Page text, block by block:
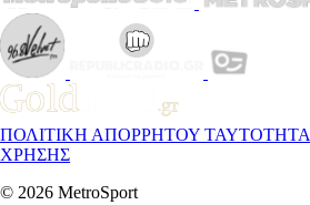
ΠΟΛΙΤΙΚΗ ΑΠΟΡΡΗΤΟΥ ΤΑΥΤΟΤΗΤΑ
ΧΡΗΣΗΣ
© 2026 MetroSport